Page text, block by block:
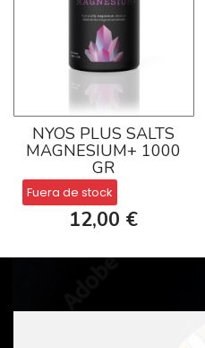
NYOS PLUS SALTS
MAGNESIUM+ 1000
GR
Fuera de stock
12,00 €